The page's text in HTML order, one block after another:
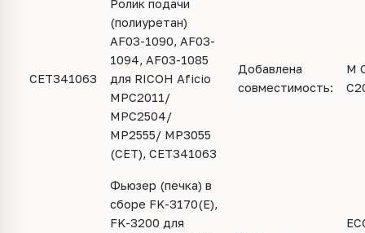
CET341063
Ролик подачи
(полиуретан)
AF03-1090, AF03-
1094, AF03-1085
для RICOH Aficio
MPC2011/
MPC2504/
MP2555/ MP3055
(CET), CET341063
Добавлена
совместимость:
M
Фьюзер (печка) в
сборе FK-3170(E),
FK-3200 для